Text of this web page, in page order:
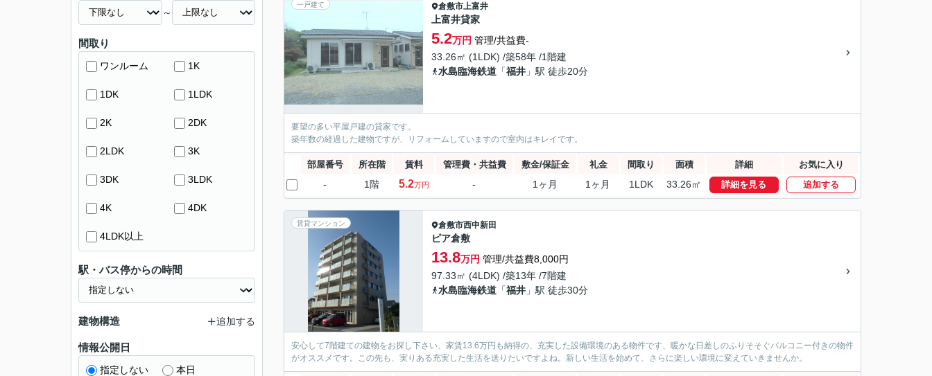
一戸建て 倉敷市上富井
上富井貸家
5.2万円 管理/共益費-
33.26㎡ (1LDK) /築58年 /1階建
水島臨海鉄道 「福井 」駅 徒歩20分
要望の多い平屋戸建の貸家です。
築年数の経過した建物ですが、リフォームしていますので室内はキレイです。
部屋番号 所在階 賃料 管理費・共益費 敷金/保証金 礼金 間取り 面積 詳細 お気に入り
- 1階 5.2万円 - 1ヶ月 1ヶ月 1LDK 33.26㎡ 詳細を見る 追加する
賃貸マンション 倉敷市西中新田
ピア倉敷
13.8万円 管理/共益費8,000円
97.33㎡ (4LDK) /築13年 /7階建
水島臨海鉄道 「福井 」駅 徒歩30分
安心して7階建ての建物をお探し下さい、家賃13.6万円も納得の、充実した設備環境のある物件です、暖かな日差しのふりそそぐバルコニー付きの物件
がオススメです。この先も、実りある充実した生活を送りたいですよね。新しい生活を始めて、さらに楽しい環境に変えていきませんか。
～
間取り
ワンルーム 1K
1DK 1LDK
2K 2DK
2LDK 3K
3DK 3LDK
4K 4DK
4LDK以上
駅・バス停からの時間
建物構造 追加する
情報公開日
指定しない 本日